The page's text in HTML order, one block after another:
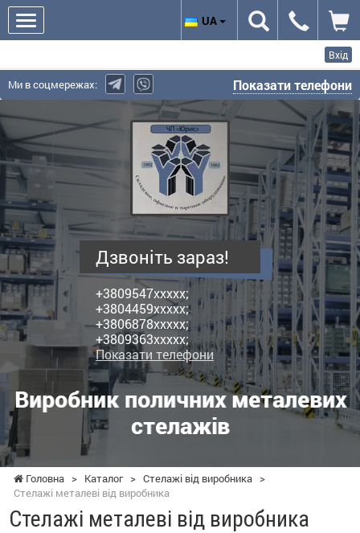
Вхід
Ми в соцмережах: Показати телефони
Юріс,
ПП
-
виробник
поличних
металевих
стелажів
Дзвоніть зараз!
+3809547xxxxx;
+3804459xxxxx;
+3806878xxxxx;
+3809363xxxxx;
Показати телефони
Виробник поличних металевих
стелажів
UA
Головна > Каталог > Стелажі від виробника >
Стелажі металеві від виробника
Стелажі металеві від виробника